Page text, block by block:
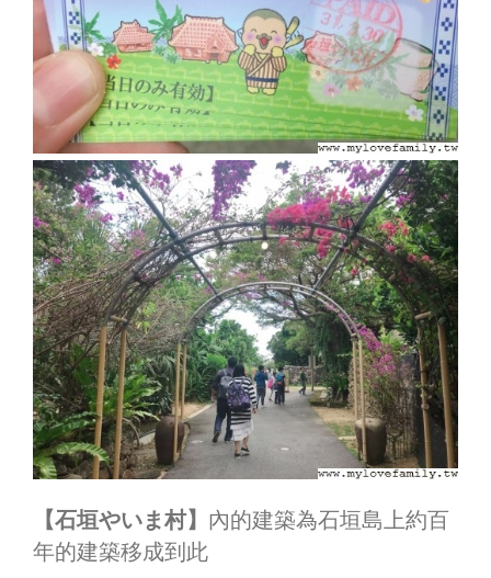
【石垣やいま村】 內的建築為石垣島上約百
年的建築移成到此